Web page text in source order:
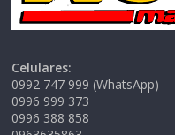
Celulares:
0992 747 999 (WhatsApp)
0996 999 373
0996 388 858